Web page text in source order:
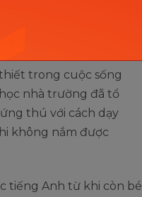
trong cuộc sống
nhà trường đã tổ
thú với cách dạy
không nắm được
tiếng Anh từ khi còn bé